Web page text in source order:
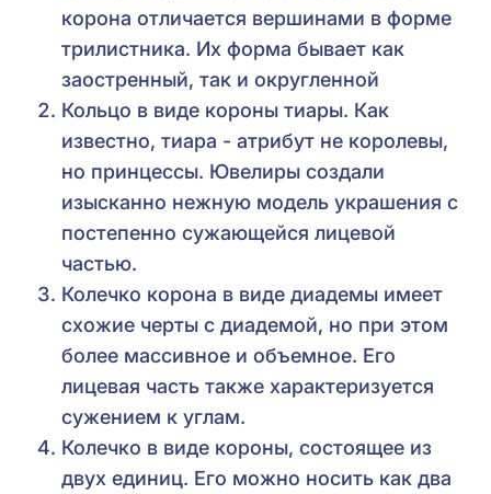
корона отличается вершинами в форме
трилистника. Их форма бывает как
заостренный, так и округленной
Кольцо в виде короны тиары. Как
известно, тиара - атрибут не королевы,
но принцессы. Ювелиры создали
изысканно нежную модель украшения с
постепенно сужающейся лицевой
частью.
Колечко корона в виде диадемы имеет
схожие черты с диадемой, но при этом
более массивное и объемное. Его
лицевая часть также характеризуется
сужением к углам.
Колечко в виде короны, состоящее из
двух единиц. Его можно носить как два